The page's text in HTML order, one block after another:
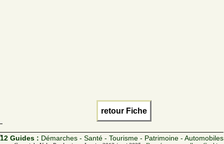
retour Fiche
12 Guides : Démarches - Santé - Tourisme - Patrimoine - Automobiles